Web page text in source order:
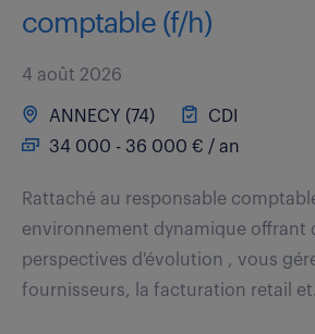
comptable (f/h)
4 août 2026
ANNECY (74)
CDI
34 000 - 36 000 € / an
Rattaché au responsable
environnement dynamique offrant
perspectives d'évolution , vous
fournisseurs, la facturation retail